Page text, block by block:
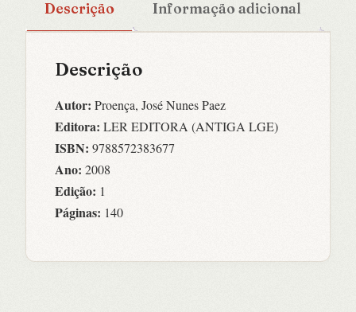
Descrição Informação adicional
Descrição
Autor: Proença, José Nunes Paez
Editora: LER EDITORA (ANTIGA LGE)
ISBN: 9788572383677
Ano: 2008
Edição: 1
Páginas: 140